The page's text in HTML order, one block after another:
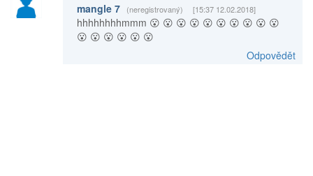
mangle 7 (neregistrovaný) [15:37 12.02.2018]
hhhhhhhhmmm 😮 😮 😮 😮 😮 😮 😮 😮 😮 😮
😮 😮 😮 😮 😮 😮
Odpovědět